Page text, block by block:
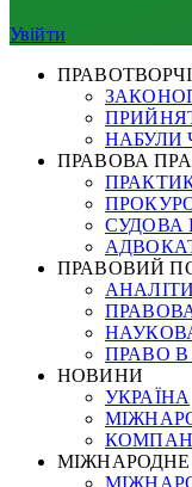
Увійти
НАБУЛИ
ПРАВОВА
СУДОВА
ПРАВОВИЙ
ПРАВО
НОВИНИ
УКРАЇНА
МІЖНАРОДНЕ